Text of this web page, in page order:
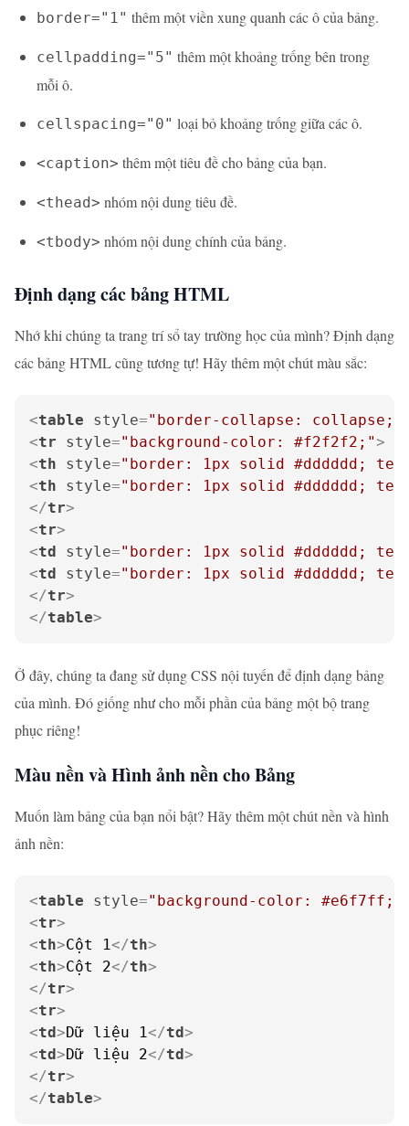
border="1" thêm một viền xung quanh các ô của bảng.
cellpadding="5" thêm một khoảng trống bên trong
mỗi ô.
cellspacing="0" loại bỏ khoảng trống giữa các ô.
<caption> thêm một tiêu đề cho bảng của bạn.
<thead> nhóm nội dung tiêu đề.
<tbody> nhóm nội dung chính của bảng.
Định dạng các bảng HTML
Nhớ khi chúng ta trang trí sổ tay trường học của mình? Định dạng
các bảng HTML cũng tương tự! Hãy thêm một chút màu sắc:
<table style="border-collapse: collapse;
<tr style="background-color: #f2f2f2;">
<th style="border: 1px solid #dddddd;
<th style="border: 1px solid #dddddd;
</tr>
<tr>
<td style="border: 1px solid #dddddd;
<td style="border: 1px solid #dddddd;
</tr>
</table>
Ở đây, chúng ta đang sử dụng CSS nội tuyến để định dạng bảng
của mình. Đó giống như cho mỗi phần của bảng một bộ trang
phục riêng!
Màu nền và Hình ảnh nền cho Bảng
Muốn làm bảng của bạn nổi bật? Hãy thêm một chút nền và hình
ảnh nền:
<table style="background-color:
<tr>
<th>Cột 1</th>
<th>Cột 2</th>
</tr>
<tr>
<td>Dữ liệu 1</td>
<td>Dữ liệu 2</td>
</tr>
</table>